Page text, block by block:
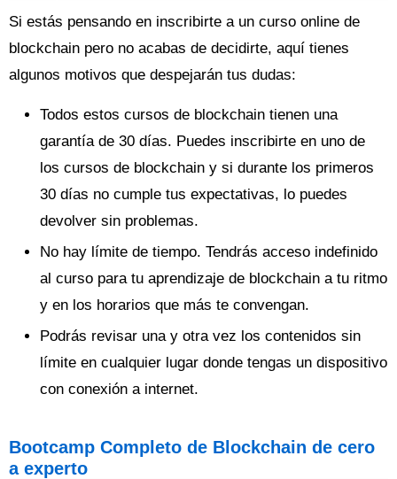
Si estás pensando en inscribirte a un curso online de
blockchain pero no acabas de decidirte, aquí tienes
algunos motivos que despejarán tus dudas:
Todos estos cursos de blockchain tienen una
garantía de 30 días. Puedes inscribirte en uno de
los cursos de blockchain y si durante los primeros
30 días no cumple tus expectativas, lo puedes
devolver sin problemas.
No hay límite de tiempo. Tendrás acceso indefinido
al curso para tu aprendizaje de blockchain a tu ritmo
y en los horarios que más te convengan.
Podrás revisar una y otra vez los contenidos sin
límite en cualquier lugar donde tengas un dispositivo
con conexión a internet.
Bootcamp Completo de Blockchain de cero
a experto